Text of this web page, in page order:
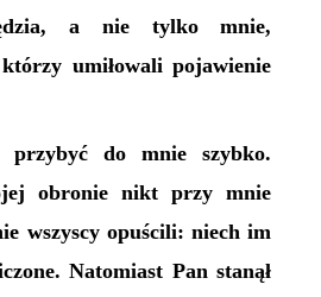
a nie tylko mnie,
umiłowali pojawienie
przybyć do mnie szybko.
obronie nikt przy mnie
wszyscy opuścili: niech im
Natomiast Pan stanął